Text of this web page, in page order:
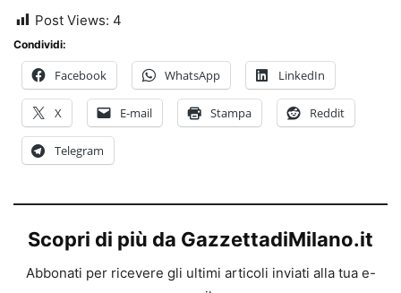
Post Views: 4
Condividi:
Facebook WhatsApp LinkedIn
X E-mail Stampa Reddit
Telegram
Scopri di più da GazzettadiMilano.it
Abbonati per ricevere gli ultimi articoli inviati alla tua e-